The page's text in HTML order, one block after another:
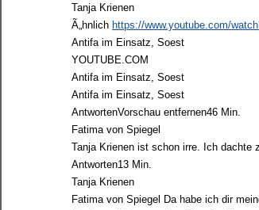
Tanja Krienen
Ã„hnlich https://www.youtube.com/
Antifa im Einsatz, Soest
YOUTUBE.COM
Antifa im Einsatz, Soest
Antifa im Einsatz, Soest
AntwortenVorschau entfernen46 Min.
Fatima von Spiegel
Tanja Krienen ist schon irre. Ich dachte
Antworten13 Min.
Tanja Krienen
Fatima von Spiegel Da habe ich dir